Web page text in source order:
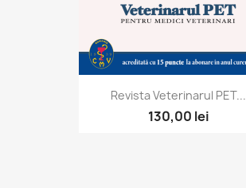
Revista Veterinarul PET...
130,00 lei